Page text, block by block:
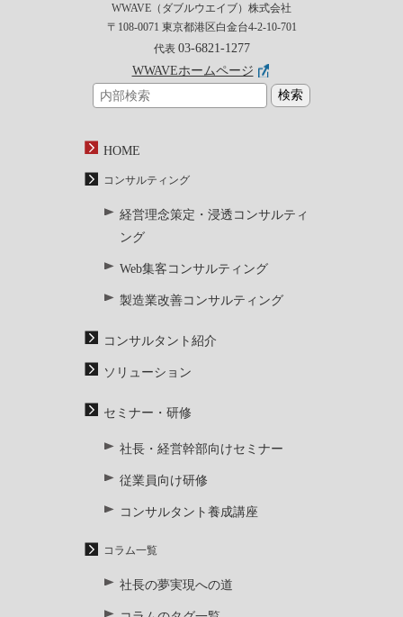
WWAVE（ダブルウエイブ）株式会社
〒108-0071 東京都港区白金台4-2-10-701
代表 03-6821-1277
WWAVEホームページ
HOME
コンサルティング
経営理念策定・浸透コンサルティ
ング
Web集客コンサルティング
製造業改善コンサルティング
コンサルタント紹介
ソリューション
セミナー・研修
社長・経営幹部向けセミナー
従業員向け研修
コンサルタント養成講座
コラム一覧
社長の夢実現への道